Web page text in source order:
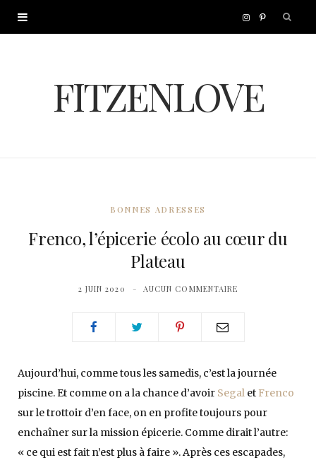
I
s
P
FITZENLOVE
BONNES ADRESSES
Frenco, l’épicerie écolo au cœur du
Plateau
2 JUIN 2020 AUCUN COMMENTAIRE
Aujourd’hui, comme tous les samedis, c’est la journée
piscine. Et comme on a la chance d’avoir Segal et Frenco
sur le trottoir d’en face, on en profite toujours pour
enchaîner sur la mission épicerie. Comme dirait l’autre:
« ce qui est fait n’est plus à faire ». Après ces escapades,